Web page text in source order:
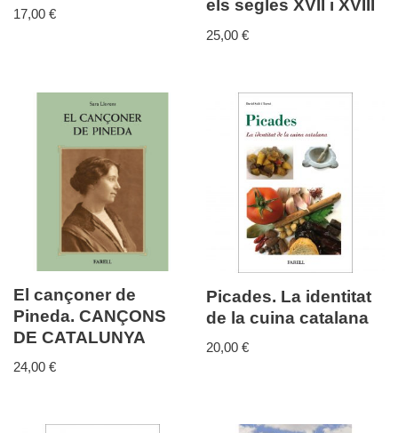
17,00 €
els segles XVII i XVIII
25,00€
El cançoner de
Pineda. CANÇONS
DE CATALUNYA
24,00 €
Picades. La identitat
de la cuina catalana
20,00€